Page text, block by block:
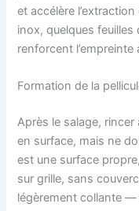
et accélère l’extraction
inox, quelques feuilles
renforcent l’empreinte
Formation de la
Après le salage, rincer
en surface, mais ne
est une surface
sur grille, sans
légèrement collante —